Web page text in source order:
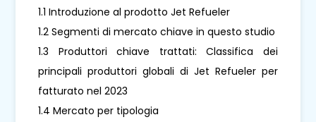
1.1 Introduzione al prodotto Jet Refueler
1.2 Segmenti di mercato chiave in questo studio
1.3 Produttori chiave trattati: Classifica dei
principali produttori globali di Jet Refueler per
fatturato nel 2023
1.4 Mercato per tipologia